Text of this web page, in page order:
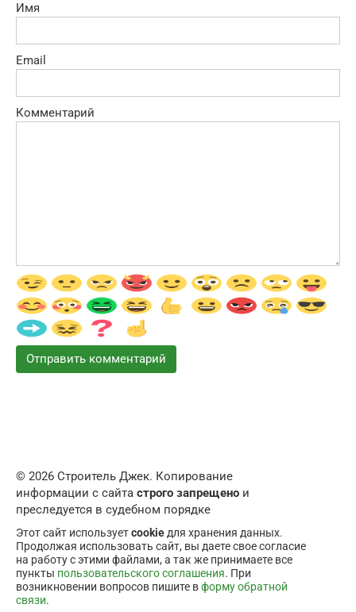
Имя
Email
Комментарий
© 2026 Строитель Джек. Копирование
информации с сайта строго запрещено и
преследуется в судебном порядке
Этот сайт используетcookie для хранения данных.
Продолжая использовать сайт, вы даете свое согласие
на работу с этими файлами, а так же принимаете все
пункты пользовательского соглашения. При
возникновении вопросов пишите вформу обратной
связи.